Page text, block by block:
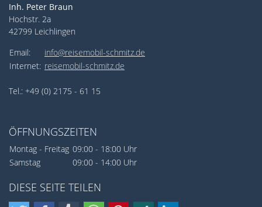
Inh. Peter Braun
Hochstr. 2a
42799 Leichlingen
Email:
info@reisemobil-schmitz.de
Internet: reisemobil-schmitz.de
Tel.: +49 (0) 2175 - 61 15
ÖFFNUNGSZEITEN
Montag - Freitag 09:00 - 18:00 Uhr
Samstag
09:00 - 14:00 Uhr
DIESE SEITE TEILEN